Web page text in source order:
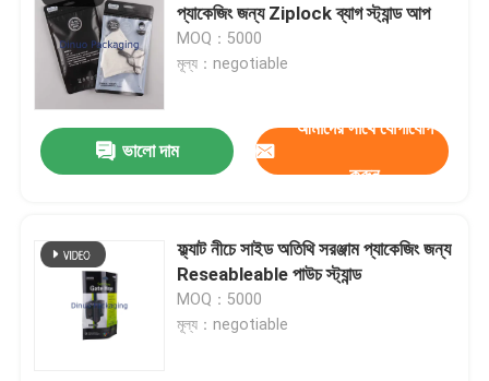
প্যাকেজিং জন্য Ziplock ব্যাগ স্ট্যান্ড আপ
MOQ：5000
মূল্য：negotiable
ভালো দাম
আমাদের সাথে যোগাযোগ
করুন
ফ্ল্যাট নীচে সাইড অতিথি সরঞ্জাম প্যাকেজিং জন্য
Reseableable পাউচ স্ট্যান্ড
MOQ：5000
মূল্য：negotiable